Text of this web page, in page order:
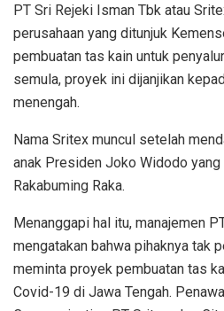
PT Sri Rejeki Isman Tbk atau
perusahaan yang ditunjuk
pembuatan tas kain untuk
semula, proyek ini dijanjikan
menengah.
Nama Sritex muncul setelah
anak Presiden Joko Widodo yang
Rakabuming Raka.
Menanggapi hal itu, manajemen
mengatakan bahwa pihaknya tak
meminta proyek pembuatan tas
Covid-19 di Jawa Tengah.